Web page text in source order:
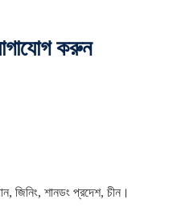
করুন
জিনিং, শানডং প্রদেশ, চীন।